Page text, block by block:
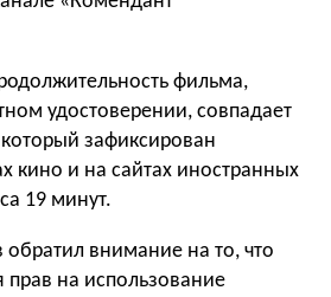
фильма,
удостоверении, совпадает
зафиксирован
кино и на сайтах иностранных
19 минут.
внимание на то, что
прав на использование